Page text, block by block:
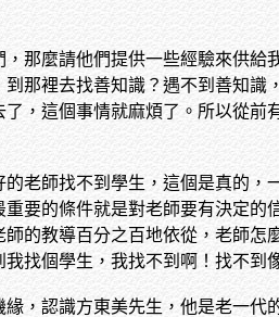
那麼請他們提供一些經驗來供給
那裡去找善知識？遇不到善知識
，這個事情就麻煩了。所以從前
老師找不到學生，這個是真的，
要的條件就是對老師要有決定的
的教導百分之百地依從，老師怎
找個學生，我找不到啊！找不到
，認識方東美先生，他是老一代